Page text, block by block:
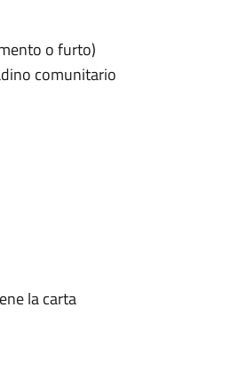
o furto)
comunitario
la carta